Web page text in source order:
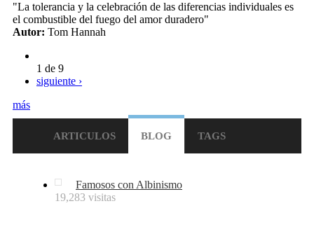
"La tolerancia y la celebración de las diferencias individuales es
el combustible del fuego del amor duradero"
Autor: Tom Hannah
1 de 9
siguiente ›
más
ARTICULOS BLOG TAGS
Famosos con Albinismo
19,283 visitas